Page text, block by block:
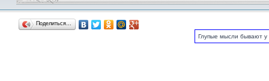
Поделиться…
Глупые мысли бывают у